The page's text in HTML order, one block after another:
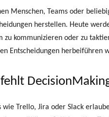
Menschen, Teams oder
herstellen. Heute
zu kommunizieren oder zu
Entscheidungen herbeiführen
Trello, Jira oder Slack